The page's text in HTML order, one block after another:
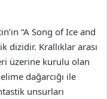
“A Song of Ice and
dizidir. Krallıklar arası
üzerine kurulu olan
dağarcığı ile
unsurları